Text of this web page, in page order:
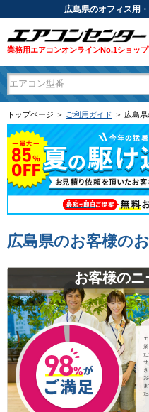
広島県のオフィス用
業務用エアコンオンラインNo.1ショップ
トップページ ＞ ご利用ガイド ＞ 広島
広島県のお客様の
お客様の
エ
業
た
サ
き
お
た